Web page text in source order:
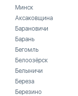
Минск
Аксаковщина
Барановичи
Барань
Бегомль
Белоозёрск
Белыничи
Береза
Березино